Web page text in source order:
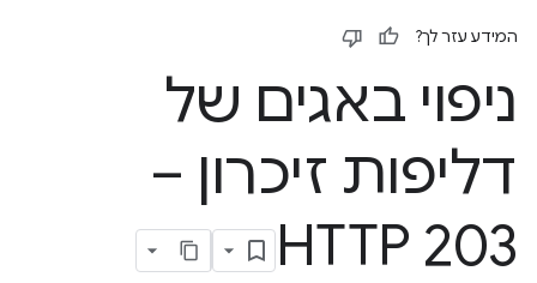
המידע עזר לך?
ניפוי באגים של
דליפות זיכרון –
HTTP 203